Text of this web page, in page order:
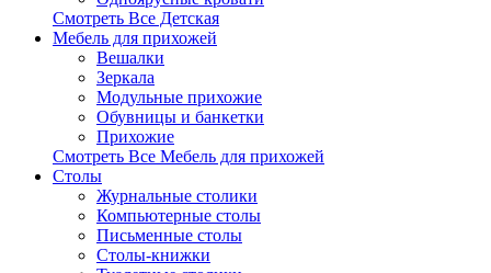
Смотреть Все Детская
Мебель для прихожей
Вешалки
Зеркала
Модульные прихожие
Обувницы и банкетки
Прихожие
Смотреть Все Мебель для прихожей
Столы
Журнальные столики
Компьютерные столы
Письменные столы
Столы-книжки